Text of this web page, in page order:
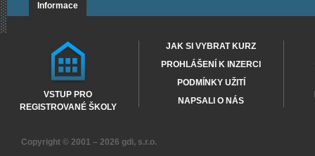
Informace
VSTUP PRO
REGISTROVANÉ ŠKOLY
JAK SI VYBRAT KURZ
PROHLÁŠENÍ K INZERCI
PODMÍNKY UŽITÍ
NAPSALI O NÁS
Copyright © 2001 – 2026 gdi, s.r.o.